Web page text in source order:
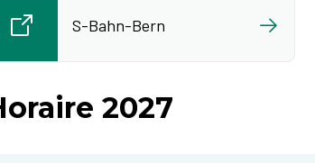
S-Bahn-Bern
2027